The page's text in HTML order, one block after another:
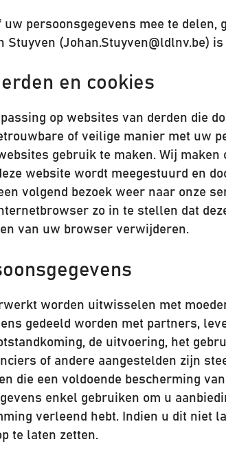
persoonsgegevens mee te
(Johan.Stuyven@ldlnv.be)
en cookies
op websites van derden die
of veilige manier met uw
gebruik te maken. Wij
website wordt meegestuurd en
volgend bezoek weer naar onze
zo in te stellen dat
van uw browser verwijderen.
worden uitwisselen met
gedeeld worden met partners,
de uitvoering, het
of andere aangestelden zijn
die een voldoende bescherming
enkel gebruiken om u
verleend hebt. Indien u dit niet
te laten zetten.